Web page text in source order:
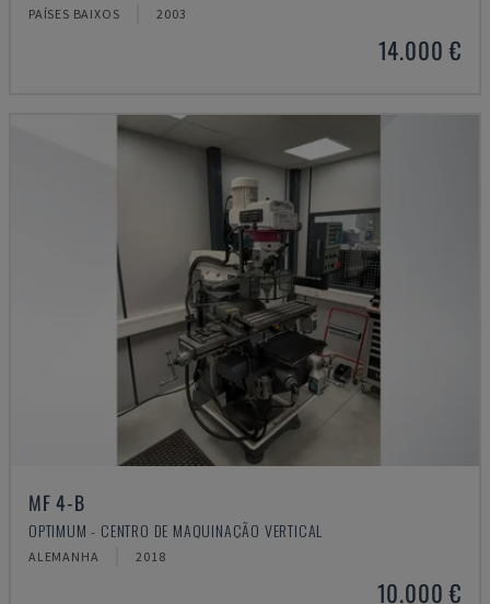
PAÍSES BAIXOS 2003
14.000 €
MF 4-B
OPTIMUM - CENTRO DE MAQUINAÇÃO VERTICAL
ALEMANHA 2018
10.000 €